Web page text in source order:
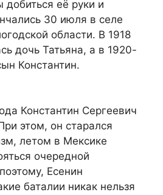
её руки и
30 июля в селе
области. В 1918
дочь Татьяна, а в 1920-
Константин.
Константин Сергеевич
этом, он старался
летом в Мексике
очередной
Есенин
баталии никак нельзя